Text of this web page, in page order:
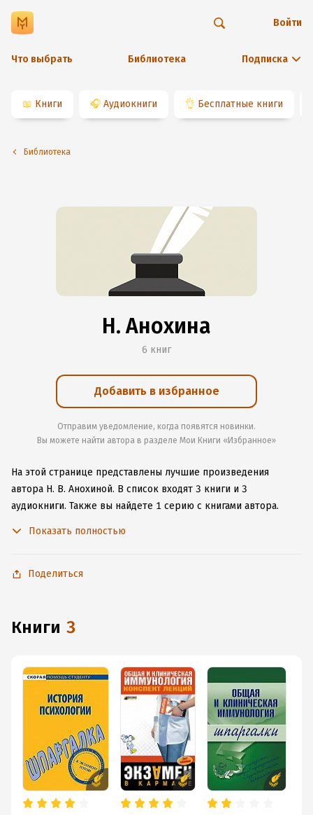
Что выбрать Библиотека Подписка
Войти
📖 Книги 🎧 Аудиокниги 👌 Бесплатные книги
Библиотека
Н. Анохина
6 книг
Добавить в избранное
Отправим уведомление, когда появятся новинки.
Вы можете найти автора в разделе Мои Книги «Избранное»
На этой странице представлены лучшие произведения
автора Н. В. Анохиной. В список входят 3 книги и 3
аудиокниги. Также вы найдете 1 серию с книгами автора.
произведениями даже без подключения к интернету.
Показать полностью
Поделиться
книги 3